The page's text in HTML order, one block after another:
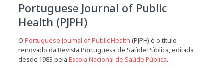
Portuguese Journal of Public
Health (PJPH)
O Portuguese Journal of Public Health (PJPH) é o título
renovado da Revista Portuguesa de Saúde Pública, editada
desde 1983 pela Escola Nacional de Saúde Pública.